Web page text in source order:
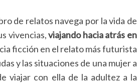
de relatos navega por la vida de
vivencias,viajando hacia atrás en
ficción en el relato más futurista
y las situaciones de una mujer a
viajar con ella de la adultez a la